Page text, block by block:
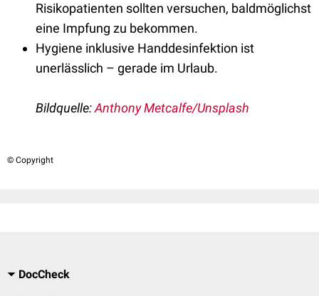
Risikopatienten sollten versuchen, baldmöglichst
eine Impfung zu bekommen.
Hygiene inklusive Handdesinfektion ist
unerlässlich – gerade im Urlaub.
Bildquelle:Anthony Metcalfe/Unsplash
© Copyright
DocCheck